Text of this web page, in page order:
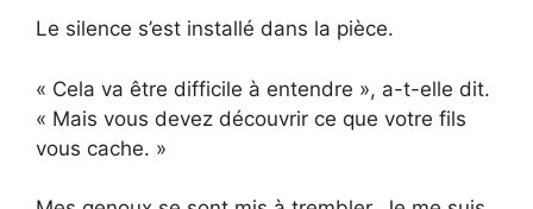
Le silence s’est installé dans la pièce.
« Cela va être difficile à entendre », a-t-elle dit.
« Mais vous devez découvrir ce que votre fils
vous cache. »